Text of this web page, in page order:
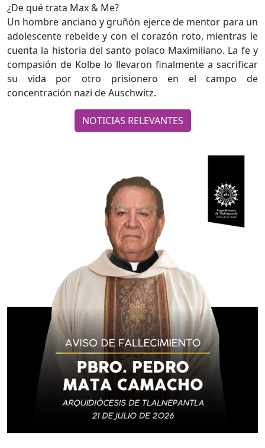
¿De qué trata Max & Me?
Un hombre anciano y gruñón ejerce de mentor para un
adolescente rebelde y con el corazón roto, mientras le
cuenta la historia del santo polaco Maximiliano. La fe y
compasión de Kolbe lo llevaron finalmente a sacrificar
su vida por otro prisionero en el campo de
concentración nazi de Auschwitz.
NOTICIAS RELEVANTES